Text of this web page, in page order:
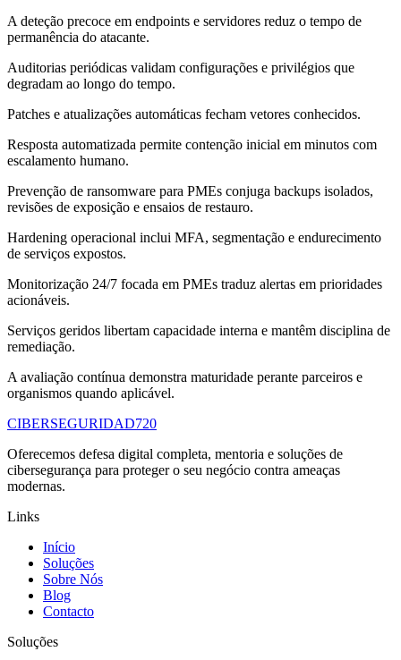
A deteção precoce em endpoints e servidores reduz o tempo de
permanência do atacante.
Auditorias periódicas validam configurações e privilégios que
degradam ao longo do tempo.
Patches e atualizações automáticas fecham vetores conhecidos.
Resposta automatizada permite contenção inicial em minutos com
escalamento humano.
Prevenção de ransomware para PMEs conjuga backups isolados,
revisões de exposição e ensaios de restauro.
Hardening operacional inclui MFA, segmentação e endurecimento
de serviços expostos.
Monitorização 24/7 focada em PMEs traduz alertas em prioridades
acionáveis.
Serviços geridos libertam capacidade interna e mantêm disciplina de
remediação.
A avaliação contínua demonstra maturidade perante parceiros e
organismos quando aplicável.
CIBERSEGURIDAD720
Oferecemos defesa digital completa, mentoria e soluções de
cibersegurança para proteger o seu negócio contra ameaças
modernas.
Links
Início
Soluções
Sobre Nós
Blog
Contacto
Soluções